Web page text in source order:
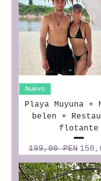
Nuevo
Playa Muyuna +
belen +
flotante
Precio
199,00 PEN